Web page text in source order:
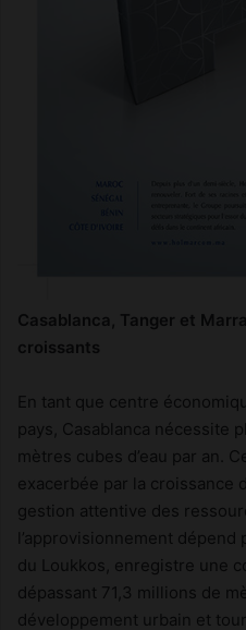
Casablanca, Tanger et
croissants
En tant que centre
pays, Casablanca nécessite
mètres cubes d’eau par an.
exacerbée par la croissance
gestion attentive des
l’approvisionnement
du Loukkos, enregistre une
dépassant 71,3 millions de
développement urbain et